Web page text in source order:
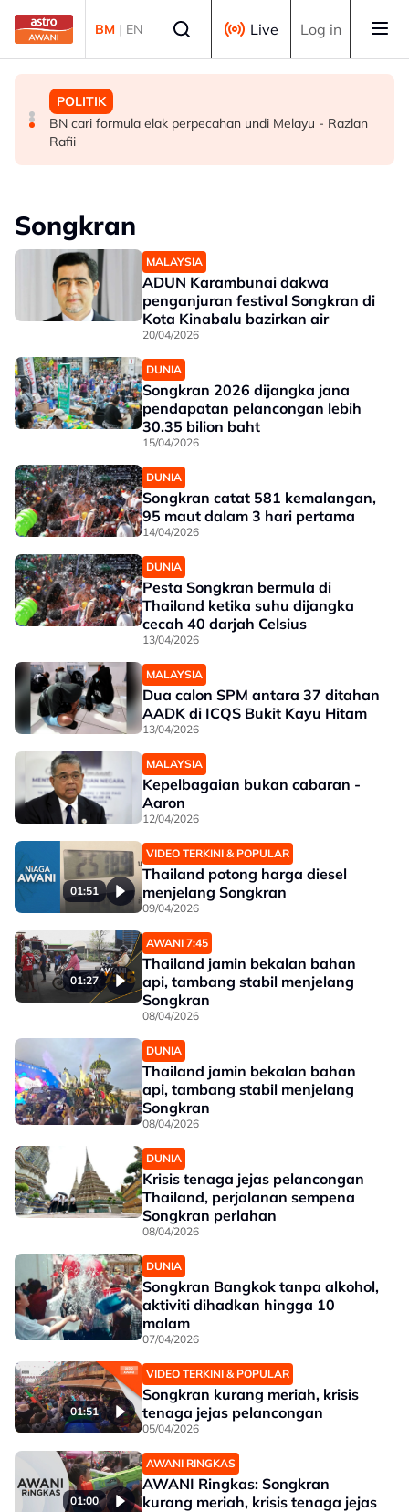
Skip to main content
BM | EN Live Log in
MALAYSIA
TH teliti memorandum NGO, terus laksana baki syor RCI
BISNES
Ringgit ditutup rendah berbanding dolar AS menjelang
pengumuman data pasaran buruh AS
POLITIK
BN cari formula elak perpecahan undi Melayu - Razlan
Rafii
Songkran
MALAYSIA
ADUN Karambunai dakwa
penganjuran festival Songkran di
Kota Kinabalu bazirkan air
20/04/2026
DUNIA
Songkran 2026 dijangka jana
pendapatan pelancongan lebih
30.35 bilion baht
15/04/2026
DUNIA
Songkran catat 581 kemalangan,
95 maut dalam 3 hari pertama
14/04/2026
DUNIA
Pesta Songkran bermula di
Thailand ketika suhu dijangka
cecah 40 darjah Celsius
13/04/2026
MALAYSIA
Dua calon SPM antara 37 ditahan
AADK di ICQS Bukit Kayu Hitam
13/04/2026
MALAYSIA
Kepelbagaian bukan cabaran -
Aaron
12/04/2026
01:51
VIDEO TERKINI & POPULAR
Thailand potong harga diesel
menjelang Songkran
09/04/2026
01:27
AWANI 7:45
Thailand jamin bekalan bahan
api, tambang stabil menjelang
Songkran
08/04/2026
DUNIA
Thailand jamin bekalan bahan
api, tambang stabil menjelang
Songkran
08/04/2026
DUNIA
Krisis tenaga jejas pelancongan
Thailand, perjalanan sempena
Songkran perlahan
08/04/2026
DUNIA
Songkran Bangkok tanpa alkohol,
aktiviti dihadkan hingga 10
malam
07/04/2026
01:51
VIDEO TERKINI & POPULAR
Songkran kurang meriah, krisis
tenaga jejas pelancongan
05/04/2026
01:00
AWANI RINGKAS
AWANI Ringkas: Songkran
kurang meriah, krisis tenaga jejas